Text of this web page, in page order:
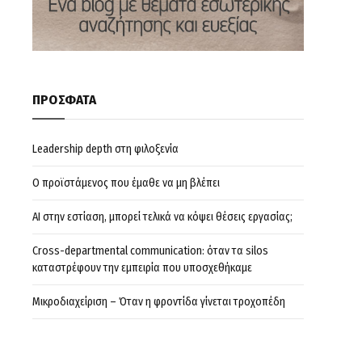
ΠΡΟΣΦΑΤΑ
Leadership depth στη φιλοξενία
Ο προϊστάμενος που έμαθε να μη βλέπει
AI στην εστίαση, μπορεί τελικά να κόψει θέσεις εργασίας;
Cross-departmental communication: όταν τα silos
καταστρέφουν την εμπειρία που υποσχεθήκαμε
Μικροδιαχείριση – Όταν η φροντίδα γίνεται τροχοπέδη